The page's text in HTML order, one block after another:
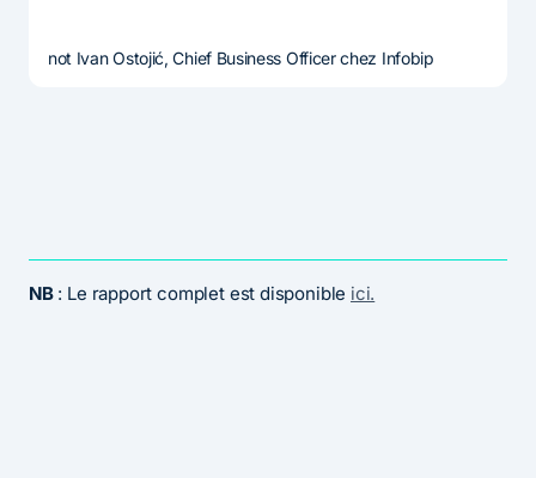
not Ivan Ostojić, Chief Business Officer chez Infobip
NB: Le rapport complet est disponible ici.